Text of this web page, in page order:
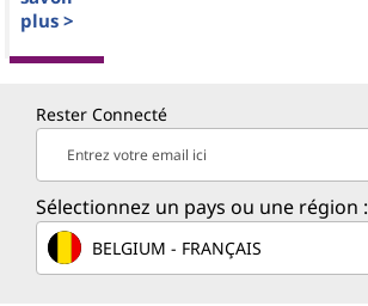
plus >
Rester Connecté
Entrez votre email ici
Sélectionnez un pays ou une région :
BELGIUM - FRANÇAIS